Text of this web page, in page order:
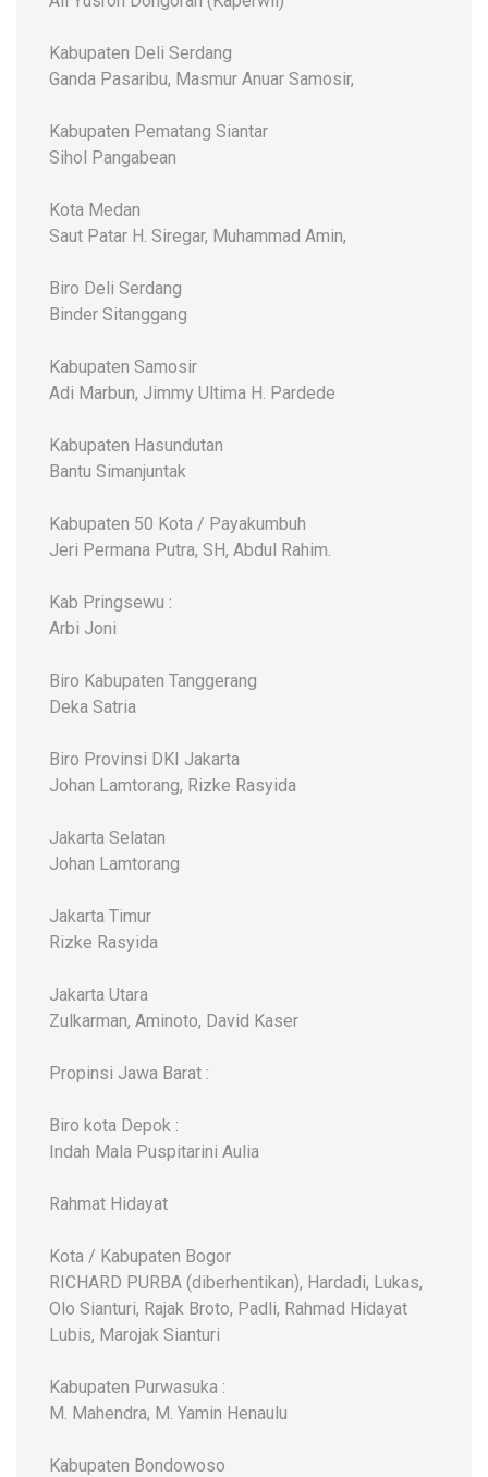
Kabupaten Deli Serdang
Ganda Pasaribu, Masmur Anuar Samosir,
Kabupaten Pematang Siantar
Sihol Pangabean
Kota Medan
Saut Patar H. Siregar, Muhammad Amin,
Biro Deli Serdang
Binder Sitanggang
Kabupaten Samosir
Adi Marbun, Jimmy Ultima H. Pardede
Kabupaten Hasundutan
Bantu Simanjuntak
Kabupaten 50 Kota / Payakumbuh
Jeri Permana Putra, SH, Abdul Rahim.
Kab Pringsewu :
Arbi Joni
Biro Kabupaten Tanggerang
Deka Satria
Biro Provinsi DKI Jakarta
Johan Lamtorang, Rizke Rasyida
Jakarta Selatan
Johan Lamtorang
Jakarta Timur
Rizke Rasyida
Jakarta Utara
Zulkarman, Aminoto, David Kaser
Propinsi Jawa Barat :
Biro kota Depok :
Indah Mala Puspitarini Aulia
Rahmat Hidayat
Kota / Kabupaten Bogor
RICHARD PURBA (diberhentikan), Hardadi, Lukas,
Olo Sianturi, Rajak Broto, Padli, Rahmad Hidayat
Lubis, Marojak Sianturi
Kabupaten Purwasuka :
M. Mahendra, M. Yamin Henaulu
Kabupaten Bondowoso